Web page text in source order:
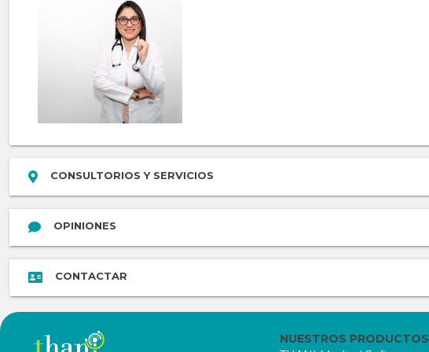
CONSULTORIOS Y SERVICIOS
OPINIONES
CONTACTAR
NUESTROS PRODUCTOS